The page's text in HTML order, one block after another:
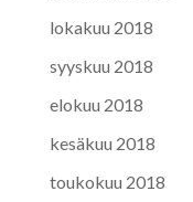
lokakuu 2018
syyskuu 2018
elokuu 2018
kesäkuu 2018
toukokuu 2018